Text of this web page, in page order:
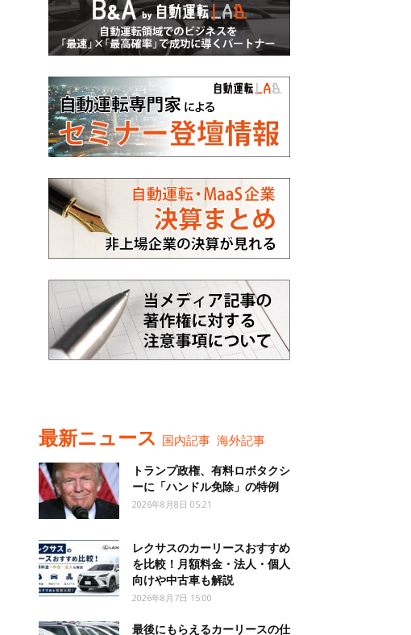
最新ニュース 国内記事 海外記事
トランプ政権、有料ロボタクシ
ーに「ハンドル免除」の特例
2026年8月8日 05:21
レクサスのカーリースおすすめ
を比較！月額料金・法人・個人
向けや中古車も解説
2026年8月7日 15:00
最後にもらえるカーリースの仕